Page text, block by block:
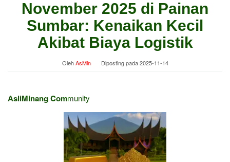
November 2025 di Painan
Sumbar: Kenaikan Kecil
Akibat Biaya Logistik
OlehAsMin Diposting pada2025-11-14
AsliMinang Community